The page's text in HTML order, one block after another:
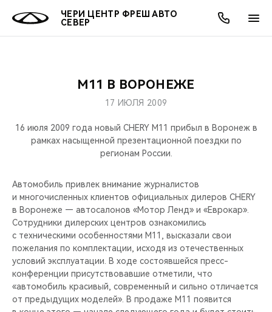
ЧЕРИ ЦЕНТР ФРЕШ АВТО
СЕВЕР
МОДЕЛИ
СЕДАНЫ
НОВИНКИ
ПОКУПАТЕЛЯМ
КРЕДИТ И СТРАХОВАНИЕ
ВЛАДЕЛЬЦАМ
ЗАПЧАСТИ И АКСЕССУАРЫ
ПОДДЕРЖКА
CHERY CONNECT
МИР CHERY
CHERY В СОЦСЕТЯХ
ЛЮДИ CHERY
CHERY REMOTE
CHERY И СПОРТ
АКЦИИ
ОНЛАЙН СЕРВИСЫ
О КОМПАНИИ
М11 В ВОРОНЕЖЕ
17 ИЮЛЯ 2009
16 июля 2009 года новый CHERY М11 прибыл в Воронеж в
рамках насыщенной презентационной поездки по
регионам России.
Автомобиль привлек внимание журналистов
и многочисленных клиентов официальных дилеров CHERY
в Воронеже — автосалонов «Мотор Ленд» и «Еврокар».
Сотрудники дилерских центров ознакомились
с техническими особенностями М11, высказали свои
пожелания по комплектации, исходя из отечественных
условий эксплуатации. В ходе состоявшейся пресс-
конференции присутствовавшие отметили, что
«автомобиль красивый, современный и сильно отличается
от предыдущих моделей». В продаже М11 появится